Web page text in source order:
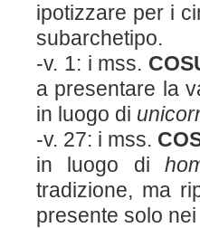
ipotizzare per i
subarchetipo.
-v. 1: i mss.
a presentare la
in luogo di
-v. 27: i mss.
in luogo di
tradizione, ma
presente solo